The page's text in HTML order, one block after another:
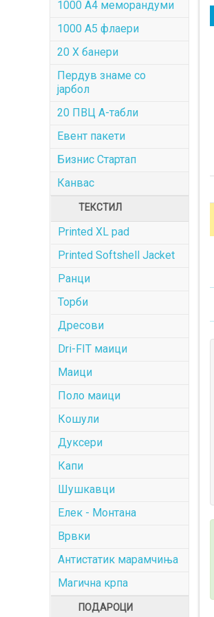
1000 A4 меморандуми
1000 A5 флаери
20 X банери
Пердув знаме со
јарбол
20 ПВЦ А-табли
Евент пакети
Бизнис Стартап
Канвас
ТЕКСТИЛ
Printed XL pad
Printed Softshell Jacket
Ранци
Торби
Дресови
Dri-FIT маици
Маици
Поло маици
Кошули
Дуксери
Капи
Шушкавци
Елек - Монтана
Врвки
Антистатик марамчиња
Магична крпа
ПОДАРОЦИ